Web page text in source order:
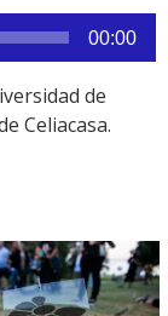
00:00
de
Celiacasa.